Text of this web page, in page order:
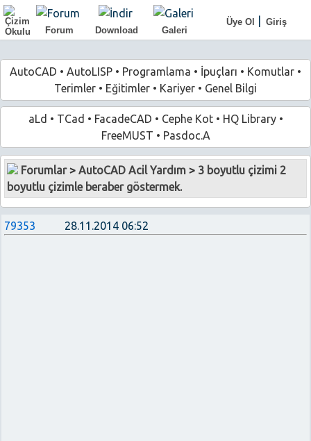
Üye Ol
Giriş
Forum
Download Galeri
AutoCAD • AutoLISP • Programlama • İpuçları • Komutlar •
Terimler • Eğitimler • Kariyer • Genel Bilgi
aLd • TCad • FacadeCAD • Cephe Kot• HQ Library•
FreeMUST • Pasdoc.A
Forumlar>AutoCAD Acil Yardım > 3 boyutlu çizimi 2
boyutlu çizimle beraber göstermek.
79353 28.11.2014 06:52